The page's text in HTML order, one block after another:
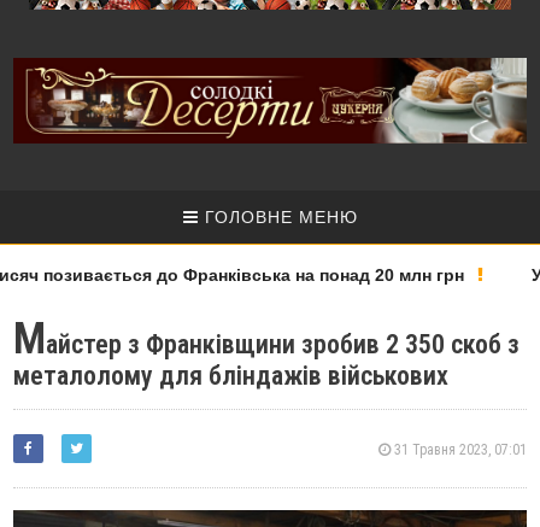
ГОЛОВНЕ МЕНЮ
до Франківська на понад 20 млн грн У
Майстер з Франківщини зробив 2 350 скоб з
металолому для бліндажів військових
31 Травня 2023, 07:01